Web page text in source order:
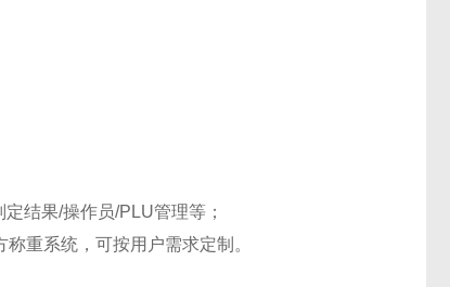
结果/操作员/PLU管理等；
称重系统，可按用户需求定制。